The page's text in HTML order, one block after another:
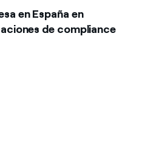
en España en
de compliance